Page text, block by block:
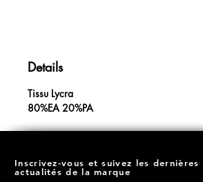
Details
Tissu Lycra
80%EA 20%PA
Inscrivez-vous et suivez les dernières
actualités de la marque